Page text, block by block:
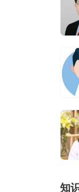
知